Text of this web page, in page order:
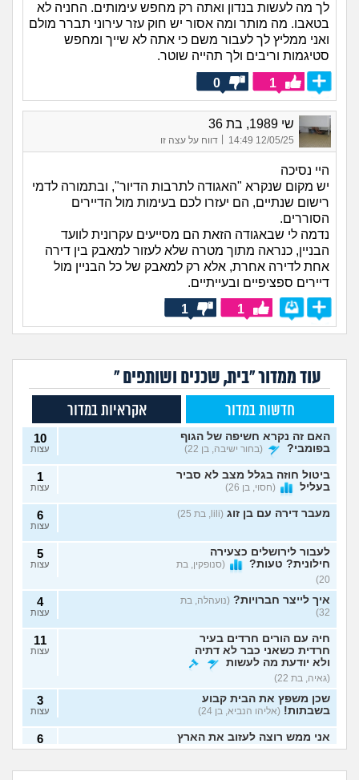
לך מה לעשות בנדון ואתה רק מחפש עימותים. החניה לא
בטאבו. מה מותר ומה אסור יש חוק עזר עירוני תברר מולם
ואני ממליץ לך לעבור משם כי אתה לא שייך ומחפש
סטיגמות וריבים ולך תהייה שוטר.
1
0
שי 1989, בת 36
12/05/25 14:49
| דווח על עצה זו
היי נסיכה
יש מקום שנקרא "האגודה לתרבות הדיור", ובתמורה לדמי
רישום שנתיים, הם יעזרו לכם בעימות מול הדיירים
הסוררים.
נדמה לי שבאגודה הזאת הם מסייעים עקרונית לוועד
הבניין, כנראה מתוך מטרה שלא לעזור למאבק בין דירה
אחת לדירה אחרת, אלא רק למאבק של כל הבניין מול
דיירים ספציפיים ובעייתיים.
1
1
עוד ממדור "בית, שכנים ושותפים "
חדשות במדור אקראיות במדור
האם זה נקרא חשיפה של הגוף
בפומבי?
(בחור ישיבה, בן 22)
10
עצות
ביטול חוזה בגלל מצב לא סביר
בעליל
(חסוי, בן 26)
1
עצות
מעבר דירה עם בן זוג (lili, בת 25) 6
עצות
לעבור לירושלים כצעירה
חילונית? טעות?
(סנופקין, בת
20)
5
עצות
איך לייצר חברויות? (נועהלה, בת
32)
4
עצות
חיה עם הורים חרדים בעיר
חרדית כשאני כבר לא דתיה
ולא יודעת מה לעשות
(גאיה, בת 22)
11
עצות
שכן משפץ את הבית קבוע
בשבתות! (אליהו הנביא, בן 24)
3
עצות
אני ממש רוצה לעזוב את הארץ
(Noa, בת 20)
6
עצות
משפחה מרובת ילדים
לגהינום
שילמתי 1200 שקל
והשותפה לא מציעה
השותפה שלי מרשעת,
השכן מקצין באמונתו